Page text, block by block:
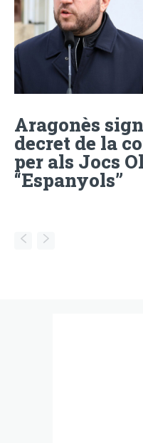
Aragonès
decret de la
per als Jocs
“Espanyols”